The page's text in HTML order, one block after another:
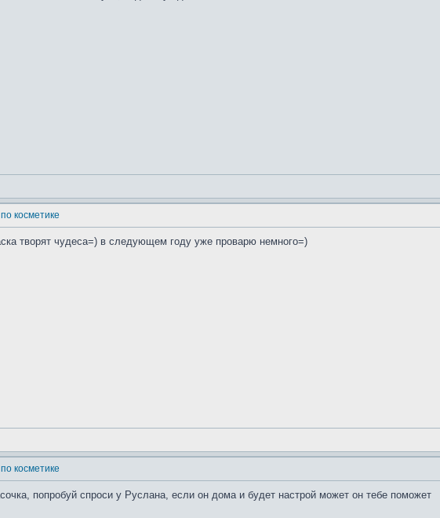
косметике
творят чудеса=) в следующем году уже проварю немного=)
косметике
попробуй спроси у Руслана, если он дома и будет настрой может он тебе поможет